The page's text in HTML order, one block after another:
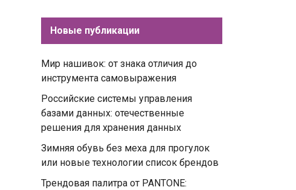
Новые публикации
Мир нашивок: от знака отличия до
инструмента самовыражения
Российские системы управления
базами данных: отечественные
решения для хранения данных
Зимняя обувь без меха для прогулок
или новые технологии список брендов
Трендовая палитра от PANTONE: